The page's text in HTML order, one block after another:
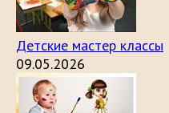
Детские мастер классы
09.05.2026